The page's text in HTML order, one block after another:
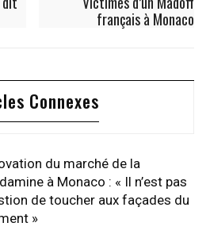
français à Monaco
Connexes
du marché de la
à Monaco : « Il n’est pas
de toucher aux façades du
»